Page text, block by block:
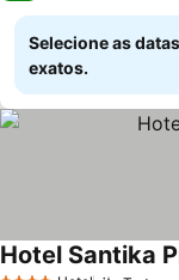
Selecione as
exatos.
Hotel Santika